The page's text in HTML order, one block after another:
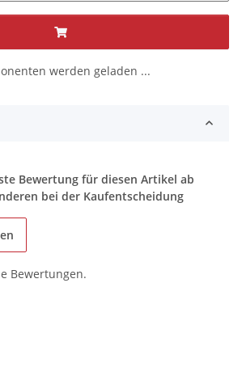
werden geladen ...
Bewertung für diesen Artikel ab
bei der Kaufentscheidung
Bewertungen.